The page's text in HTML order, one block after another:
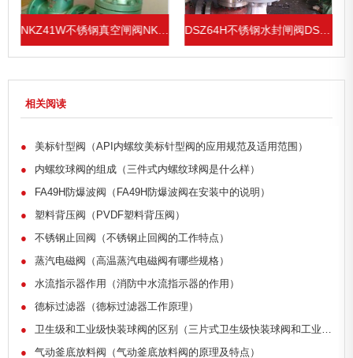
NKZ41W不锈钢真空闸阀NKZ61W、NKZ64W DSZ64H不锈钢水封闸阀DSZ41H
相关阅读
●
美标针型阀（API内螺纹美标针型阀的应用规范及适用范围）
●
内螺纹球阀的组成（三件式内螺纹球阀是什么样）
●
FA49H防爆波阀（FA49H防爆波阀在安装中的说明）
●
塑料背压阀（PVDF塑料背压阀）
●
不锈钢止回阀（不锈钢止回阀的工作特点）
●
蒸汽电磁阀（高温蒸汽电磁阀有哪些规格）
●
水流指示器作用（消防中水流指示器的作用）
●
德标过滤器（德标过滤器工作原理）
●
卫生级和工业级快装球阀的区别（三片式卫生级快装球阀和工业级的区别）
●
气动釜底放料阀（气动釜底放料阀的原理及特点）